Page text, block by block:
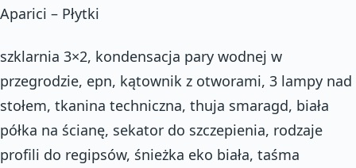
Aparici – Płytki
szklarnia 3×2, kondensacja pary wodnej w
przegrodzie, epn, kątownik z otworami, 3 lampy nad
stołem, tkanina techniczna, thuja smaragd, biała
półka na ścianę, sekator do szczepienia, rodzaje
profili do regipsów, śnieżka eko biała, taśma